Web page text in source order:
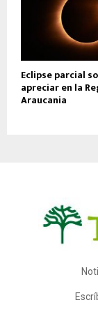
Eclipse parcial
apreciar en la
Araucania